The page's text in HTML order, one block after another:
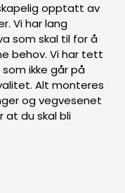
opptatt av
Vi har lang
som skal til for å
behov. Vi har tett
ikke går på
Alt monteres
og vegvesenet
at du skal bli